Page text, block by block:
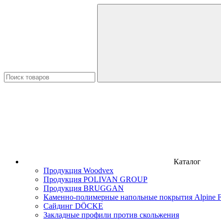
Каталог
Продукция Woodvex
Продукция POLIVAN GROUP
Продукция BRUGGAN
Каменно-полимерные напольные покрытия Alpine
Сайдинг DÖCKE
Закладные профили против скольжения